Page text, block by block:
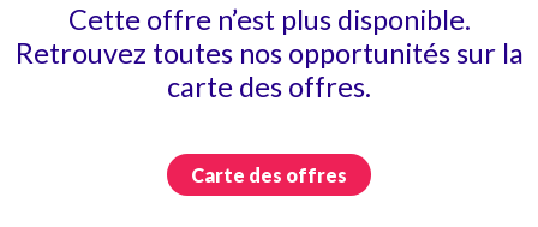
Cette offre n’est plus disponible.
Retrouvez toutes nos opportunités sur la
carte des offres.
Carte des offres